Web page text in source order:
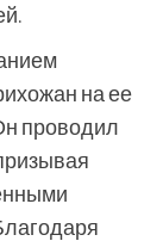
на ее
проводил